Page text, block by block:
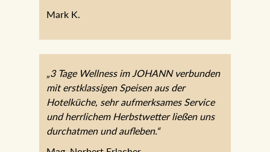
Mark K.
„3 Tage Wellness im JOHANN verbunden
mit erstklassigen Speisen aus der
Hotelküche, sehr aufmerksames Service
und herrlichem Herbstwetter ließen uns
durchatmen und aufleben.“